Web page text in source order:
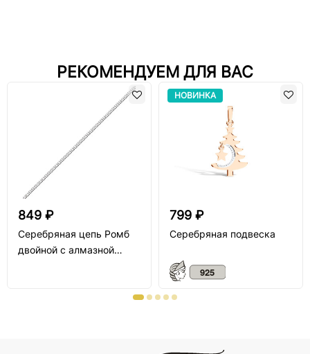
РЕКОМЕНДУЕМ ДЛЯ ВАС
849 ₽
Серебряная цепь Ромб
двойной с алмазной
НОВИНКА
799 ₽
Серебряная подвеска